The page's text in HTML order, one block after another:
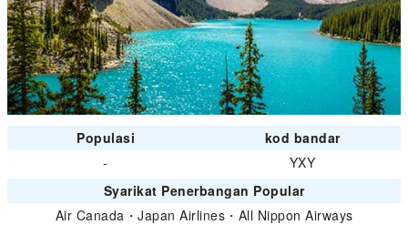
Populasi
kod bandar
-
YXY
Syarikat Penerbangan Popular
Air Canada ・ Japan Airlines ・ All Nippon Airways